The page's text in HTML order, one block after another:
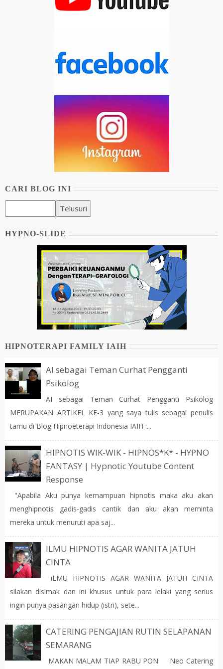
CARI BLOG INI
HYPNO-SLIDE
HIPNOTERAPI FAMILY IAIH
AI sebagai Teman Curhat Pengganti
Psikolog
AI sebagai Teman Curhat Pengganti Psikolog
MERUPAKAN ARTIKEL KE-3 yang saya tulis sebagai penulis
tamu di Blog Hipnoeterapi Indonesia IAIH :...
HIPNOTIS WIK-WIK - HIPNOS*K* - HYPNO
FANTASY | Hypnotic Youtube Content
Response
"Apabila Aku punya kemampuan hipnotis maka aku akan
menghipnotis gadis-gadis cantik dan aku akan meminta
mereka untuk menuruti apa saj...
ILMU HIPNOTIS AGAR WANITA JATUH
CINTA
iLMU HIPNOTIS AGAR WANITA JATUH CINTA
silakan disimak dan ini khusus untuk para lelaki yang serius
ingin punya pasangan hidup (istri), sete...
CATERING PENGAJIAN RUTIN SELAPANAN
SEMARANG
MAKAN MALAM TIAP RABU PON Neo Catering